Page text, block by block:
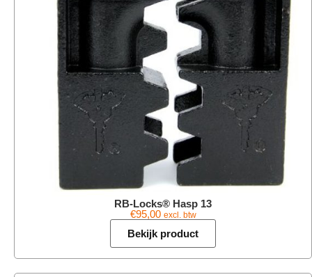
RB-Locks® Hasp 13
€95,00 excl. btw
Bekijk product